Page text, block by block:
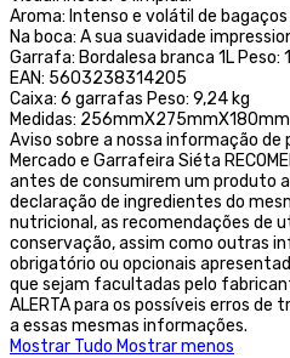
Aroma: Intenso e volátil de
Na boca: A sua suavidade
Garrafa: Bordalesa branca 1L Peso:
EAN: 5603238314205
Caixa: 6 garrafas Peso: 9,24 kg
Medidas: 256mmX275mmX180mm
Aviso sobre a nossa informação de
Mercado e Garrafeira Siéta
antes de consumirem um produto
declaração de ingredientes do
nutricional, as recomendações de
conservação, assim como outras
obrigatório ou opcionais
que sejam facultadas pelo
ALERTA para os possíveis erros
a essas mesmas informações.
Mostrar Tudo Mostrar menos